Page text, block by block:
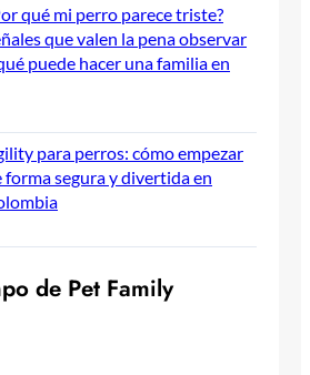
qué mi perro parece triste?
que valen la pena observar
puede hacer una familia en
para perros: cómo empezar
forma segura y divertida en
po de Pet Family